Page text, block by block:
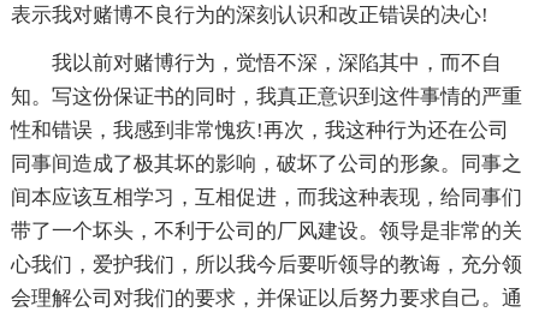
表示我对赌博不良行为的深刻认识和改正错误的决心!
我以前对赌博行为，觉悟不深，深陷其中，而不自
知。写这份保证书的同时，我真正意识到这件事情的严重
性和错误，我感到非常愧疚!再次，我这种行为还在公司
同事间造成了极其坏的影响，破坏了公司的形象。同事之
间本应该互相学习，互相促进，而我这种表现，给同事们
带了一个坏头，不利于公司的厂风建设。领导是非常的关
心我们，爱护我们，所以我今后要听领导的教诲，充分领
会理解公司对我们的要求，并保证以后努力要求自己。通